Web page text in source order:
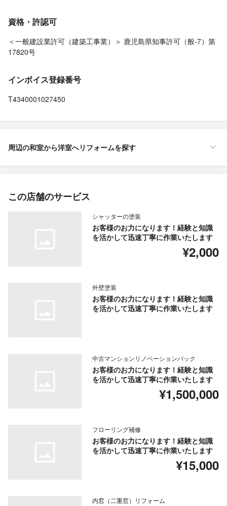
資格・許認可
＜一般建設業許可（建築工事業）＞ 鹿児島県知事許可（般-7）第
17820号
インボイス登録番号
T4340001027450
周辺の和室から洋室へリフォームを探す
この店舗のサービス
シャッターの塗装
お客様のお力になります！経験と知識
を活かして迅速丁寧に作業いたします
¥2,000
外壁塗装
お客様のお力になります！経験と知識
を活かして迅速丁寧に作業いたします
中古マンションリノベーションパック
お客様のお力になります！経験と知識
を活かして迅速丁寧に作業いたします
¥1,500,000
フローリング補修
お客様のお力になります！経験と知識
を活かして迅速丁寧に作業いたします
¥15,000
内窓（二重窓）リフォーム